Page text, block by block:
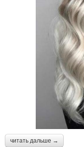
читать дальше →